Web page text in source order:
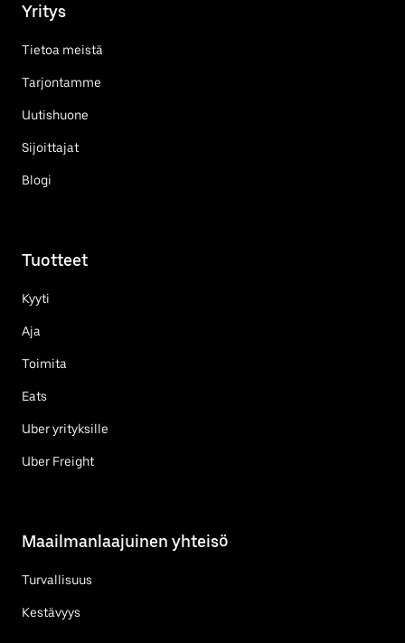
Yritys
Tietoa meistä
Tarjontamme
Uutishuone
Sijoittajat
Blogi
Tuotteet
Kyyti
Aja
Toimita
Eats
Uber yrityksille
Uber Freight
Maailmanlaajuinen yhteisö
Turvallisuus
Kestävyys